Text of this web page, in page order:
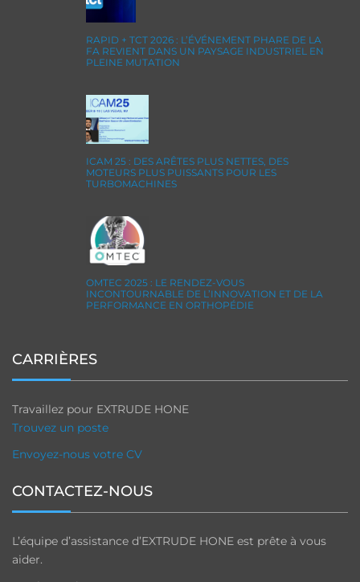
RAPID + TCT 2026 : L’ÉVÉNEMENT PHARE DE LA
FA REVIENT DANS UN PAYSAGE INDUSTRIEL EN
PLEINE MUTATION
ICAM 25 : DES ARÊTES PLUS NETTES, DES
MOTEURS PLUS PUISSANTS POUR LES
TURBOMACHINES
OMTEC 2025 : LE RENDEZ-VOUS
INCONTOURNABLE DE L’INNOVATION ET DE LA
PERFORMANCE EN ORTHOPÉDIE
CARRIÈRES
Travaillez pour EXTRUDE HONE
Trouvez un poste
Envoyez-nous votre CV
CONTACTEZ-NOUS
L’équipe d’assistance d’EXTRUDE HONE est prête à vous
aider.